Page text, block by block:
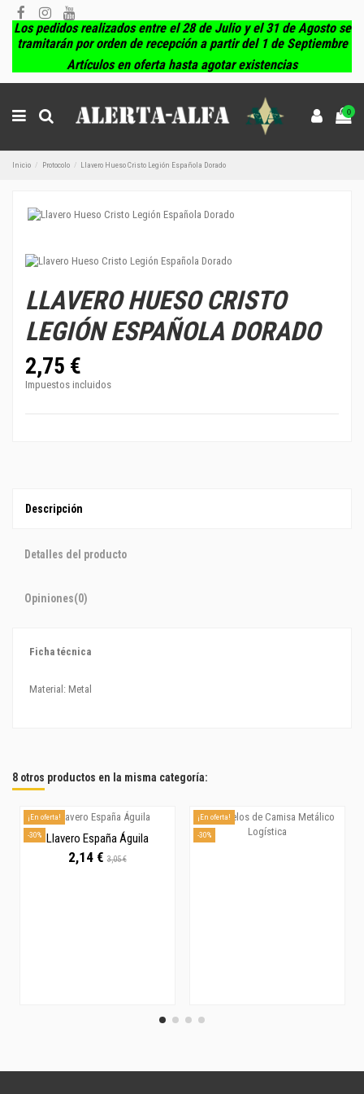
Los pedidos realizados entre el 28 de Julio y el 31 de Agosto se
tramitarán por orden de recepción a partir del 1 de Septiembre
Artículos en oferta hasta agotar existencias
0
Inicio Protocolo Llavero Hueso Cristo Legión Española Dorado
LLAVERO HUESO CRISTO
LEGIÓN ESPAÑOLA DORADO
2,75 €
Impuestos incluidos
Descripción
Detalles del producto
Opiniones(0)
Ficha técnica
Material: Metal
8 otros productos en la misma categoría:
¡En oferta!
-30% Llavero España Águila
2,14 €3,05 €
¡En oferta!
-30%